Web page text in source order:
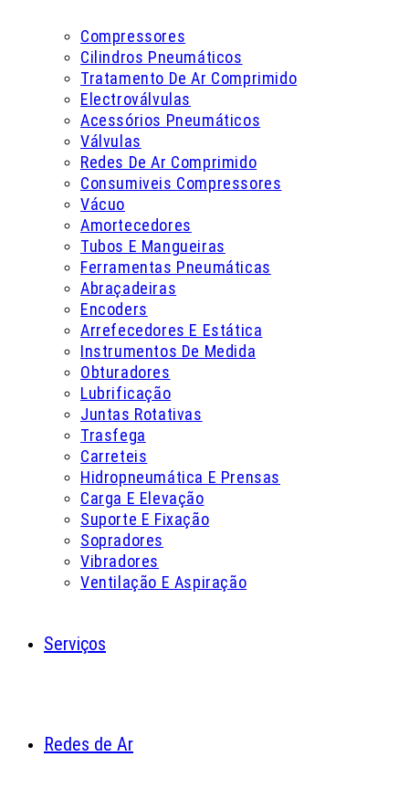
Compressores
Cilindros Pneumáticos
Tratamento De Ar Comprimido
Electroválvulas
Acessórios Pneumáticos
Válvulas
Redes De Ar Comprimido
Consumiveis Compressores
Vácuo
Amortecedores
Tubos E Mangueiras
Ferramentas Pneumáticas
Abraçadeiras
Encoders
Arrefecedores E Estática
Instrumentos De Medida
Obturadores
Lubrificação
Juntas Rotativas
Trasfega
Carreteis
Hidropneumática E Prensas
Carga E Elevação
Suporte E Fixação
Sopradores
Vibradores
Ventilação E Aspiração
Serviços
Redes de Ar